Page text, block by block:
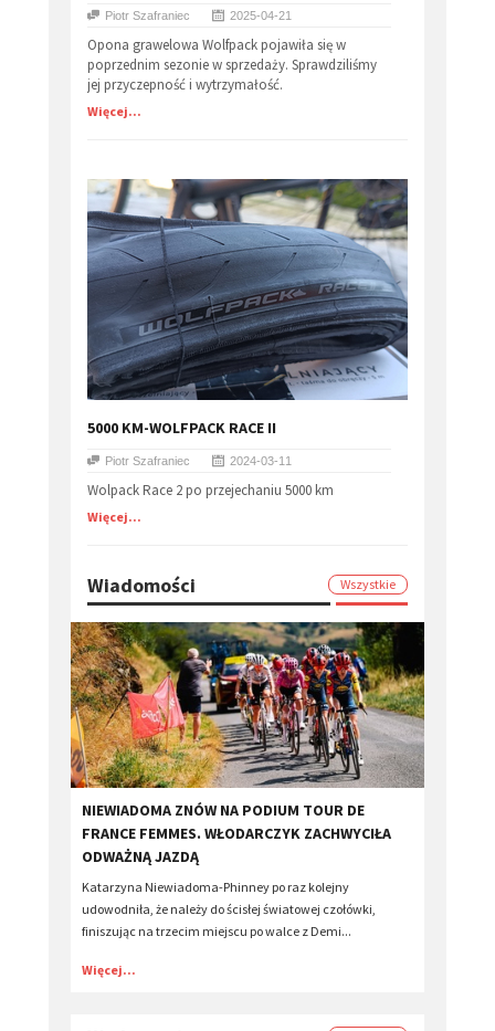
Piotr Szafraniec 2025-04-21
Opona grawelowa Wolfpack pojawiła się w
poprzednim sezonie w sprzedaży. Sprawdziliśmy
jej przyczepność i wytrzymałość.
Więcej...
5000 KM-WOLFPACK RACE II
Piotr Szafraniec 2024-03-11
Wolpack Race 2 po przejechaniu 5000 km
Więcej...
Wiadomości Wszystkie
​NIEWIADOMA ZNÓW NA PODIUM TOUR DE
FRANCE FEMMES. WŁODARCZYK ZACHWYCIŁA
ODWAŻNĄ JAZDĄ
Katarzyna Niewiadoma-Phinney po raz kolejny
udowodniła, że należy do ścisłej światowej czołówki,
finiszując na trzecim miejscu po walce z Demi...
Więcej...